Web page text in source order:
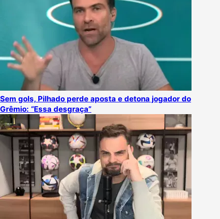
Sem gols, Pilhado perde aposta e detona jogador do
Grêmio: “Essa desgraça”